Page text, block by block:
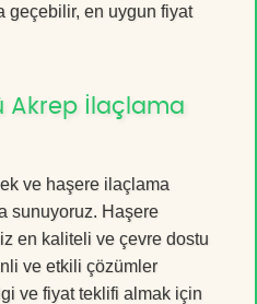
geçebilir, en uygun fiyat
Akrep İlaçlama
ve haşere ilaçlama
sunuyoruz. Haşere
en kaliteli ve çevre dostu
ve etkili çözümler
ve fiyat teklifi almak için